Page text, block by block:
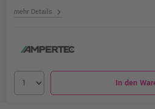
mehr Details chevron_right
In den